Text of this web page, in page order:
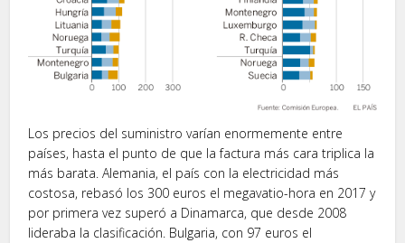
Los precios del suministro varían enormemente entre
países, hasta el punto de que la factura más cara triplica la
más barata. Alemania, el país con la electricidad más
costosa, rebasó los 300 euros el megavatio-hora en 2017 y
por primera vez superó a Dinamarca, que desde 2008
lideraba la clasificación. Bulgaria, con 97 euros el